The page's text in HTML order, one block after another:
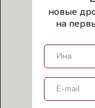
новые
на